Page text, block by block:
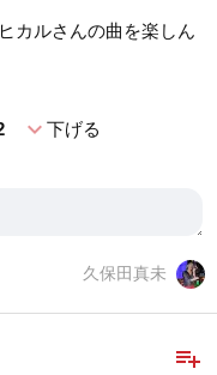
カルさんの曲を楽しん
expand_more下げる
久保田真未
playlist_add